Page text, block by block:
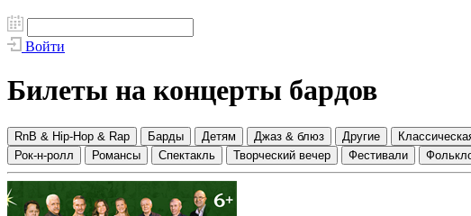
Войти
Билеты на концерты бардов
RnB & Hip-Hop & Rap Барды Детям Джаз & блюз Другие
Рок-н-ролл
Романсы Спектакль Творческий вечер Фестивали